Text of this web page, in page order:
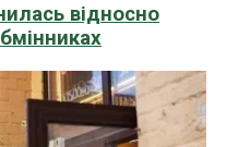
відносно